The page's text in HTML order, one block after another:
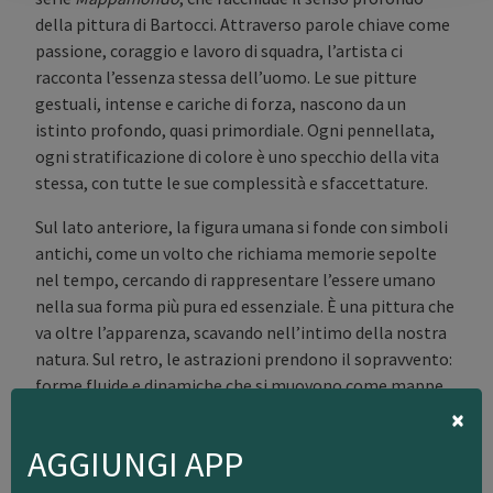
×
AGGIUNGI APP
della pittura di Bartocci. Attraverso parole chiave come
passione, coraggio e lavoro di squadra, l’artista ci
racconta l’essenza stessa dell’uomo. Le sue pitture
gestuali, intense e cariche di forza, nascono da un
istinto profondo, quasi primordiale. Ogni pennellata,
ogni stratificazione di colore è uno specchio della vita
stessa, con tutte le sue complessità e sfaccettature.
Sul lato anteriore, la figura umana si fonde con simboli
antichi, come un volto che richiama memorie sepolte
nel tempo, cercando di rappresentare l’essere umano
nella sua forma più pura ed essenziale. È una pittura che
va oltre l’apparenza, scavando nell’intimo della nostra
natura. Sul retro, le astrazioni prendono il sopravvento:
forme fluide e dinamiche che si muovono come mappe
viviamo ogni giorno.